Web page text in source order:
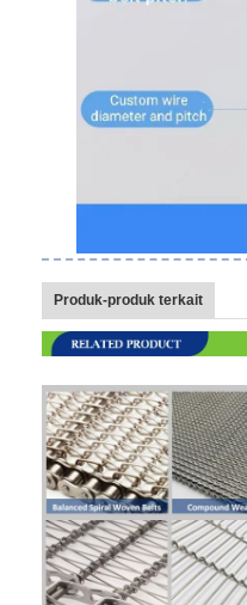
Berita
Sabuk jaring baja tahan
Jaring Kawat Spiral
Wire Mesh Suhu Tinggi
Sabuk Jala Makanan
Sabuk Konveyor
Pelat Rantai Konveyor
Sabuk Jala Fotovoltaik
Produk-produk terkait